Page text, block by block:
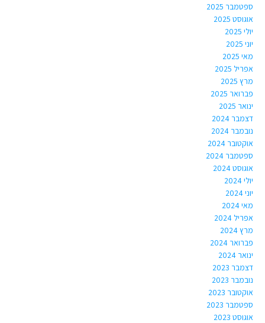
ספטמבר 2025
אוגוסט 2025
יולי 2025
יוני 2025
מאי 2025
אפריל 2025
מרץ 2025
פברואר 2025
ינואר 2025
דצמבר 2024
נובמבר 2024
אוקטובר 2024
ספטמבר 2024
אוגוסט 2024
יולי 2024
יוני 2024
מאי 2024
אפריל 2024
מרץ 2024
פברואר 2024
ינואר 2024
דצמבר 2023
נובמבר 2023
אוקטובר 2023
ספטמבר 2023
אוגוסט 2023